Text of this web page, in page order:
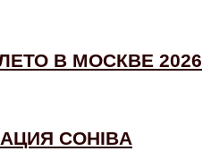
В МОСКВЕ 2026
COHIBA